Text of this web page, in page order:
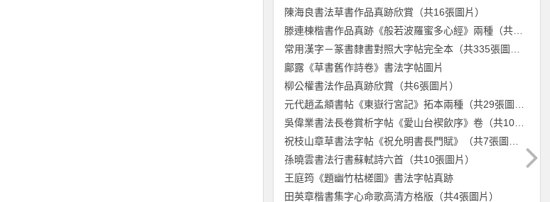
陳海良書法草書作品真跡欣賞（共16張圖片）
滕連棟楷書作品真跡《般若波羅蜜多心經》兩種（共6張圖片）
鄺露《草書舊作詩卷》書法字帖圖片
柳公權書法作品真跡欣賞（共6張圖片）
吳偉業書法長卷賞析字帖《愛山台褉飲序》卷（共10張圖片）
孫曉雲書法行書蘇軾詩六首（共10張圖片）
王庭筠《題幽竹枯槎圖》書法字帖真跡
田英章楷書集字心命歌高清方格版（共4張圖片）